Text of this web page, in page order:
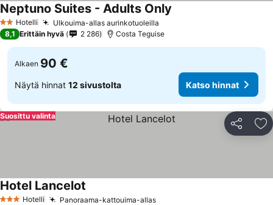
2 Tähtiluokitus
Hotelli Ulkouima-allas aurinkotuoleilla
Neptuno Suites - Adults Only
8,1 Erittäin hyvä 2 286 Costa Teguise
Alkaen 90 €
Näytä hinnat 12 sivustolta Katso hinnat
Jaa
Suosittu valinta
3 Tähtiluokitus
Hotelli Panoraama-kattouima-allasKatso hinnat
Hotel Lancelot